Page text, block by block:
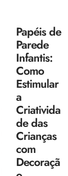
Papéis de
Parede
Infantis:
Como
Estimular
a
Criativida
de das
Crianças
com
Decoraçã